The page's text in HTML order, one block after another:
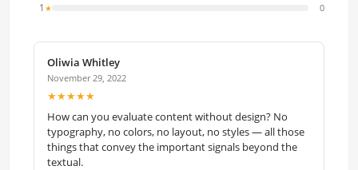
1 ★ 0
Oliwia Whitley
November 29, 2022
★★★★★
How can you evaluate content without design? No
typography, no colors, no layout, no styles — all those
things that convey the important signals beyond the
textual.